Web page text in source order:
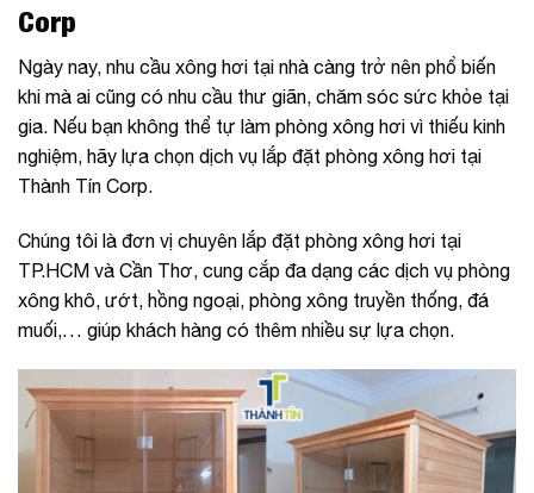
Corp
Ngày nay, nhu cầu xông hơi tại nhà càng trở nên phổ biến
khi mà ai cũng có nhu cầu thư giãn, chăm sóc sức khỏe tại
gia. Nếu bạn không thể tự làm phòng xông hơi vì thiếu kinh
nghiệm, hãy lựa chọn dịch vụ lắp đặt phòng xông hơi tại
Thành Tín Corp.
Chúng tôi là đơn vị chuyên lắp đặt phòng xông hơi tại
TP.HCM và Cần Thơ, cung cắp đa dạng các dịch vụ phòng
xông khô, ướt, hồng ngoại, phòng xông truyền thống, đá
muối,… giúp khách hàng có thêm nhiều sự lựa chọn.